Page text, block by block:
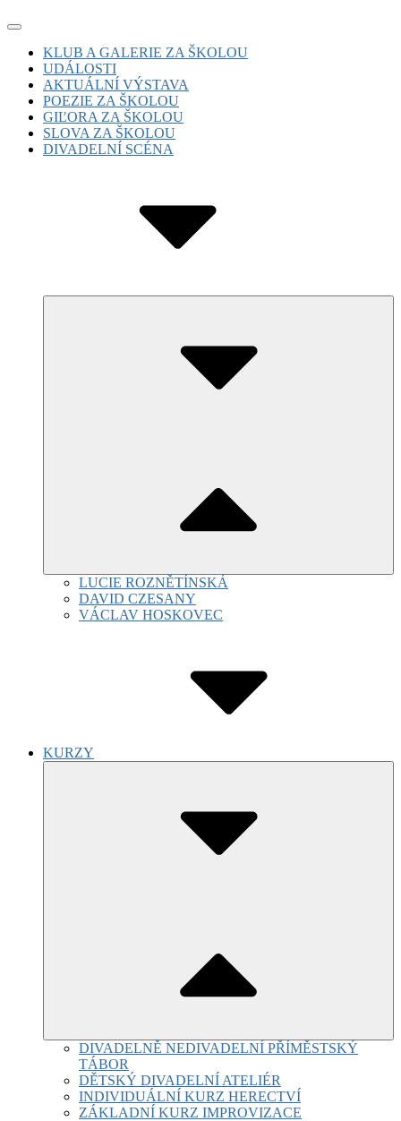
Skip
content
Site
Navigation
Site
Navigation
KLUB A GALERIE ZA ŠKOLOU
UDÁLOSTI
AKTUÁLNÍ VÝSTAVA
POEZIE ZA ŠKOLOU
GIĽORA ZA ŠKOLOU
SLOVA ZA ŠKOLOU
DIVADELNÍ SCÉNA
LUCIE ROZNĚTÍNSKÁ
DAVID CZESANY
VÁCLAV HOSKOVEC
KURZY
DIVADELNĚ NEDIVADELNÍ PŘÍMĚSTSKÝ
TÁBOR
DĚTSKÝ DIVADELNÍ ATELIÉR
INDIVIDUÁLNÍ KURZ HERECTVÍ
ZÁKLADNÍ KURZ IMPROVIZACE